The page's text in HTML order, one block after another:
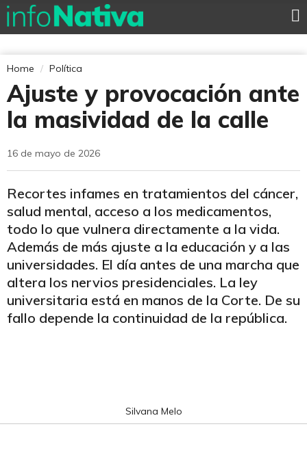
Home Política
Ajuste y provocación ante
la masividad de la calle
16 de mayo de 2026
Recortes infames en tratamientos del cáncer,
salud mental, acceso a los medicamentos,
todo lo que vulnera directamente a la vida.
Además de más ajuste a la educación y a las
universidades. El día antes de una marcha que
altera los nervios presidenciales. La ley
universitaria está en manos de la Corte. De su
fallo depende la continuidad de la república.
Silvana Melo